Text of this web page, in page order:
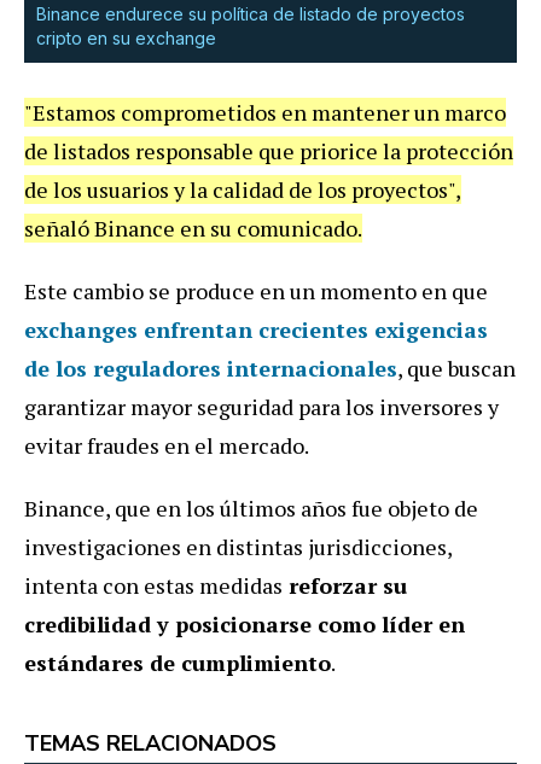
Binance endurece su política de listado de proyectos
cripto en su exchange
"Estamos comprometidos en mantener un marco
de listados responsable que priorice la protección
de los usuarios y la calidad de los proyectos",
señaló Binance en su comunicado.
Este cambio se produce en un momento en que
exchanges enfrentan crecientes exigencias
de los reguladores internacionales, que buscan
garantizar mayor seguridad para los inversores y
evitar fraudes en el mercado.
Binance, que en los últimos años fue objeto de
investigaciones en distintas jurisdicciones,
intenta con estas medidas reforzar su
credibilidad y posicionarse como líder en
estándares de cumplimiento.
TEMAS RELACIONADOS